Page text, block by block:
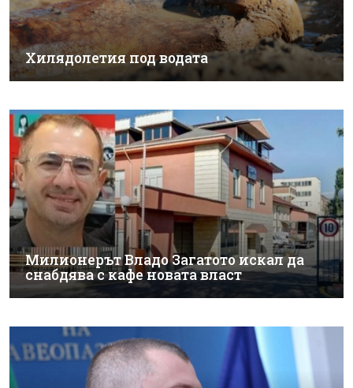
Хилядолетия под водата
Милионерът Владо Загатото искал да
снабдява с кафе новата власт